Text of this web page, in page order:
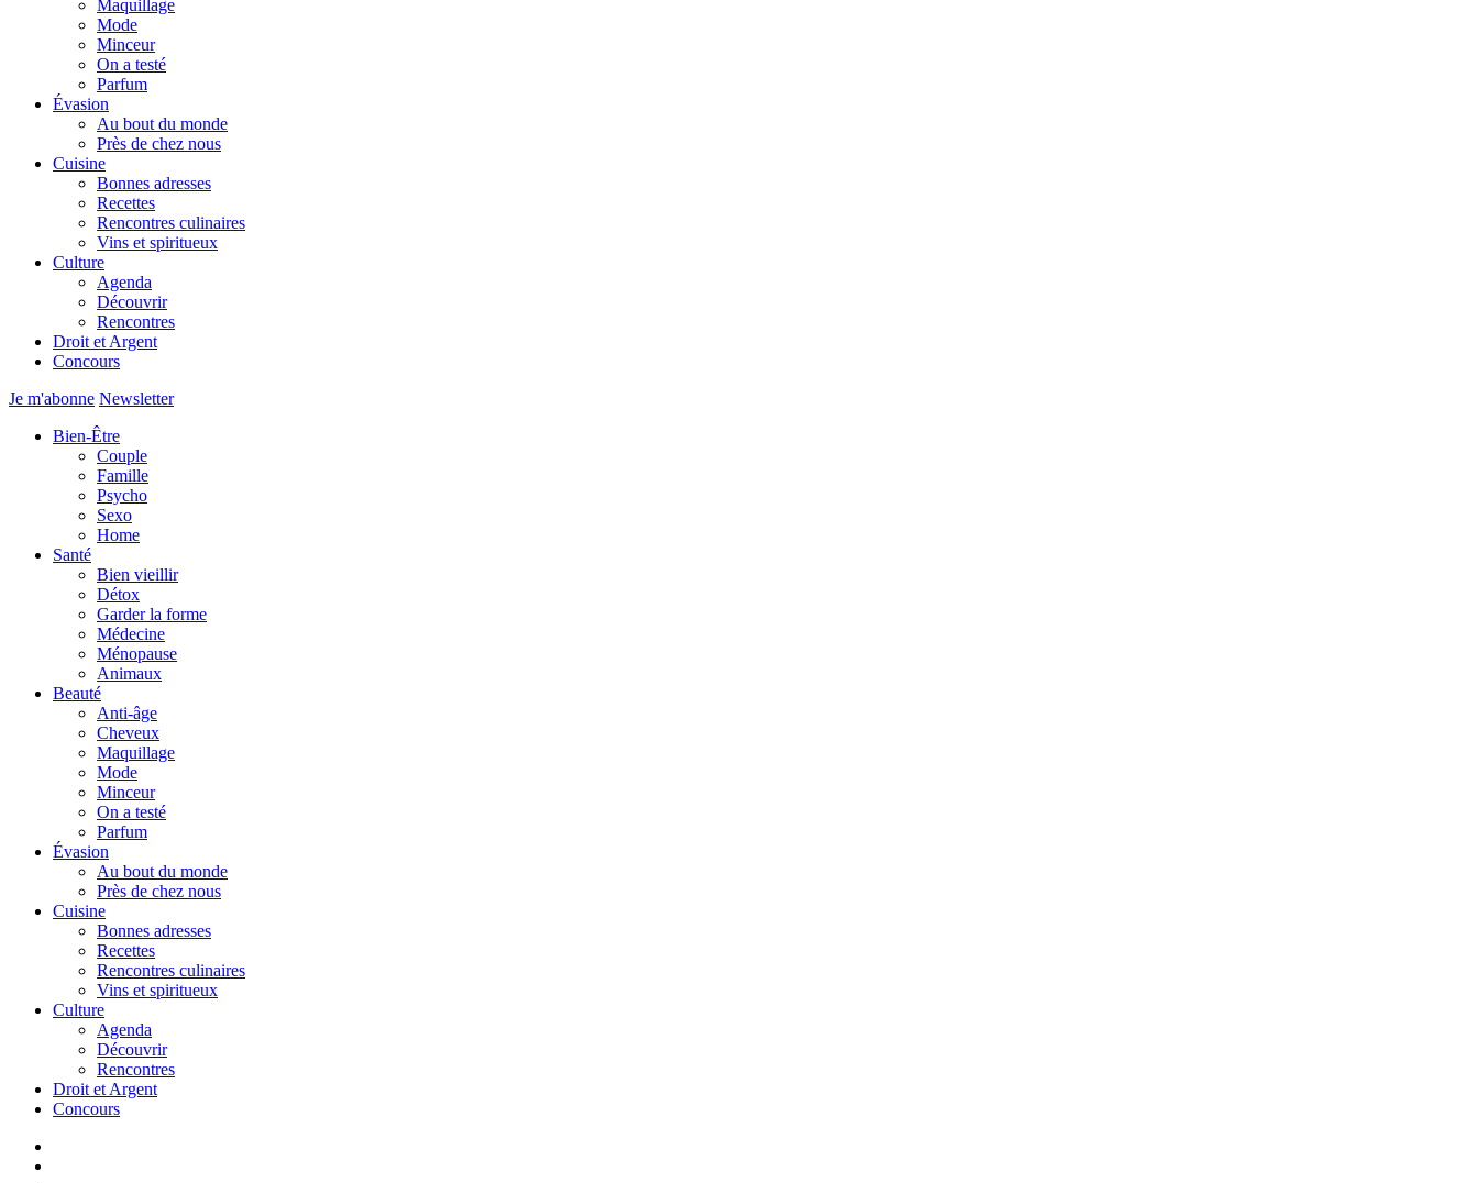
Maquillage
Mode
Minceur
On a testé
Parfum
Évasion
Au bout du monde
Près de chez nous
Cuisine
Bonnes adresses
Recettes
Rencontres culinaires
Vins et spiritueux
Culture
Agenda
Découvrir
Rencontres
Droit et Argent
Concours
Je m'abonne Newsletter
Bien-Être
Couple
Famille
Psycho
Sexo
Home
Santé
Bien vieillir
Détox
Garder la forme
Médecine
Ménopause
Animaux
Beauté
Anti-âge
Cheveux
Maquillage
Mode
Minceur
On a testé
Parfum
Évasion
Au bout du monde
Près de chez nous
Cuisine
Bonnes adresses
Recettes
Rencontres culinaires
Vins et spiritueux
Culture
Agenda
Découvrir
Rencontres
Droit et Argent
Concours